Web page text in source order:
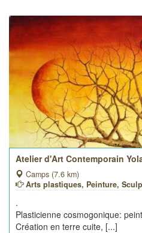
Atelier d'Art Contemporain
Camps (7.6 km)
Arts plastiques, Peinture,
.
Plasticienne cosmogonique:
Création en terre cuite, [...]